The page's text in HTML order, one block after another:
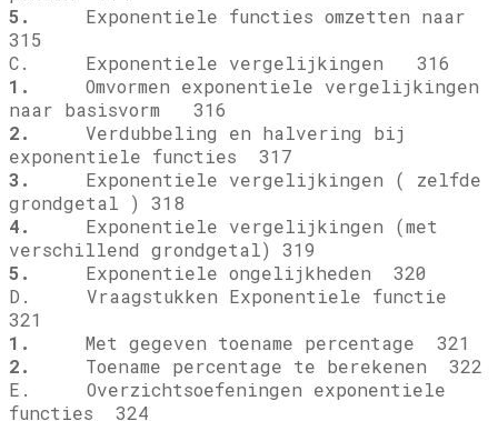
5.
Exponentiele functies omzetten naar
315
C. Exponentiele vergelijkingen 316
1.
Omvormen exponentiele vergelijkingen
naar basisvorm 316
2.
Verdubbeling en halvering bij
exponentiele functies 317
3.
Exponentiele vergelijkingen ( zelfde
grondgetal ) 318
4.
Exponentiele vergelijkingen (met
verschillend grondgetal) 319
5.
Exponentiele ongelijkheden 320
D. Vraagstukken Exponentiele functie
321
1.
Met gegeven toename percentage 321
2.
Toename percentage te berekenen 322
E. Overzichtsoefeningen exponentiele
functies 324